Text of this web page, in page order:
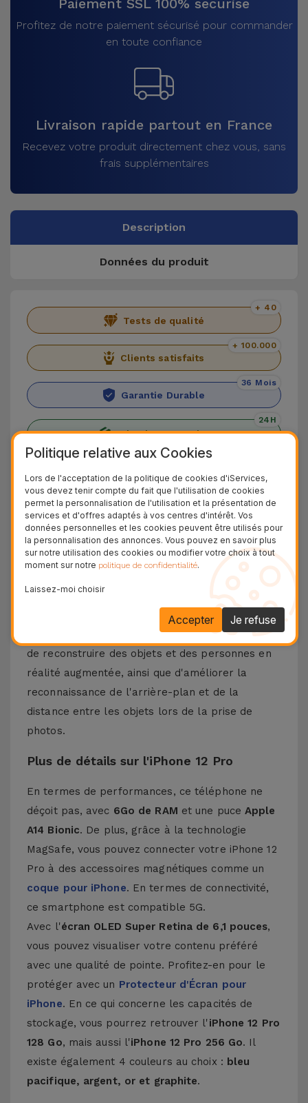
Paiement SSL 100% sécurisé
Profitez de notre paiement sécurisé pour commander
en toute confiance
Livraison rapide partout en France
Recevez votre produit directement chez vous, sans
frais supplémentaires
Description
Données du produit
Tests de qualité
+ 40
Clients satisfaits
+ 100.000
Garantie Durable
36 Mois
Livraison Gratuite
24H
Présentation de l'iPhone 12 Proavec un cadre en
acier inoxydable brillant et une superbe triple
caméra de 12 MP à l'arrière.À l'avant, un autre
appareil photo de 12 MP pour les meilleurs
À partir de ce modèle, le
capteur LiDARa
commencé à apparaître sur les smartphones
Apple, qui permet, grâce à la technologie laser,
de reconstruire des objets et des personnes en
réalité augmentée, ainsi que d'améliorer la
reconnaissance de l'arrière-plan et de la
distance entre les objets lors de la prise de
photos.
Plus de détails sur l'iPhone 12 Pro
En termes de performances, ce téléphone ne
déçoit pas, avec 6Go de RAM et une puceApple
A14 Bionic. De plus, grâce à la technologie
MagSafe, vous pouvez connecter votre iPhone 12
Pro à des accessoires magnétiques comme un
coque pour iPhone. En termes de connectivité,
ce smartphone est compatible 5G.
Avec l'écran OLED Super Retina de 6,1 pouces,
vous pouvez visualiser votre contenu préféré
avec une qualité de pointe. Profitez-en pour le
protéger avec un Protecteur d'Écran pour
iPhone. En ce qui concerne les capacités de
stockage, vous pourrez retrouver l'iPhone 12 Pro
128 Go, mais aussi l'iPhone 12 Pro 256 Go. Il
existe également 4 couleurs au choix : bleu
pacifique, argent, or et graphite.
Politique relative aux Cookies
Lors de l'acceptation de la politique de cookies d'iServices,
vous devez tenir compte du fait que l'utilisation de cookies
permet la personnalisation de l'utilisation et la présentation de
services et d'offres adaptés à vos centres d'intérêt. Vos
données personnelles et les cookies peuvent être utilisés pour
la personnalisation des annonces. Vous pouvez en savoir plus
sur notre utilisation des cookies ou modifier votre choix à tout
moment sur notre politique de confidentialité.
Laissez-moi choisir
Je refuse
Accepter